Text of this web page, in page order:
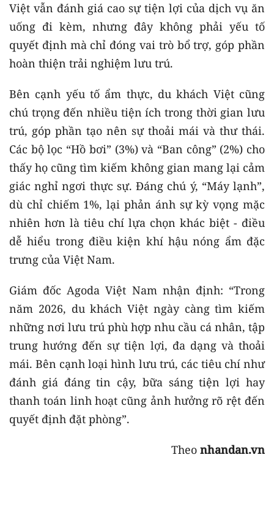
Việt vẫn đánh giá cao sự tiện lợi của dịch vụ ăn
uống đi kèm, nhưng đây không phải yếu tố
quyết định mà chỉ đóng vai trò bổ trợ, góp phần
hoàn thiện trải nghiệm lưu trú.
Bên cạnh yếu tố ẩm thực, du khách Việt cũng
chú trọng đến nhiều tiện ích trong thời gian lưu
trú, góp phần tạo nên sự thoải mái và thư thái.
Các bộ lọc “Hồ bơi” (3%) và “Ban công” (2%) cho
thấy họ cũng tìm kiếm không gian mang lại cảm
giác nghỉ ngơi thực sự. Đáng chú ý, “Máy lạnh”,
dù chỉ chiếm 1%, lại phản ánh sự kỳ vọng mặc
nhiên hơn là tiêu chí lựa chọn khác biệt - điều
dễ hiểu trong điều kiện khí hậu nóng ẩm đặc
trưng của Việt Nam.
Giám đốc Agoda Việt Nam nhận định: “Trong
năm 2026, du khách Việt ngày càng tìm kiếm
những nơi lưu trú phù hợp nhu cầu cá nhân, tập
trung hướng đến sự tiện lợi, đa dạng và thoải
mái. Bên cạnh loại hình lưu trú, các tiêu chí như
đánh giá đáng tin cậy, bữa sáng tiện lợi hay
thanh toán linh hoạt cũng ảnh hưởng rõ rệt đến
quyết định đặt phòng”.
Theo nhandan.vn